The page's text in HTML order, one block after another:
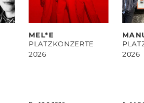
MEL*E
PLATZKONZERTE
2026
2026